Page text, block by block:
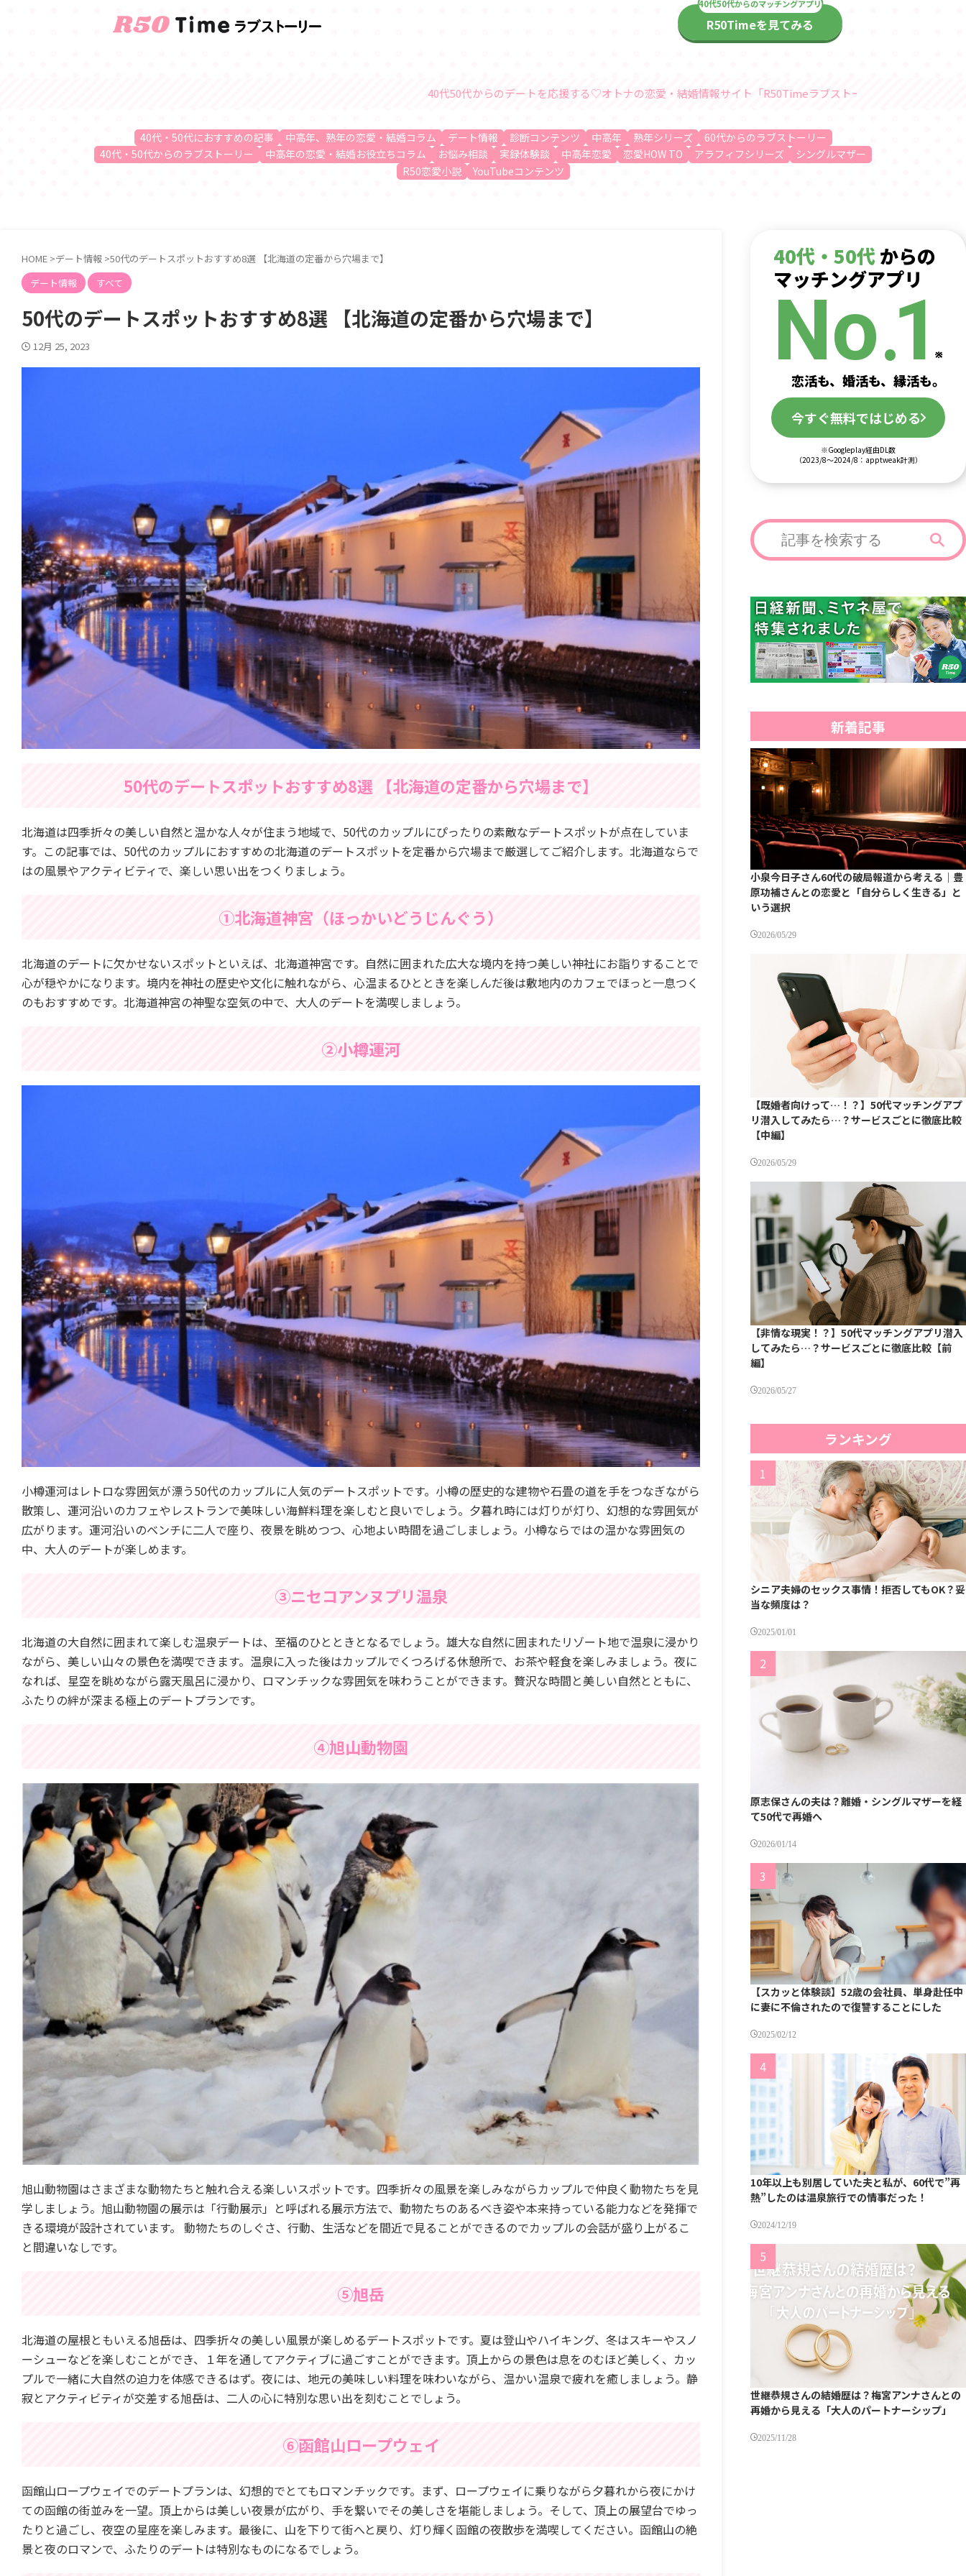
R50Timeを見てみる
40代50代からのデートを応援する♡オトナの恋愛・結婚情報サイト「R50Timeラブストーリー」随時更新中
40代・50代におすすめの記事 中高年、熟年の恋愛・結婚コラム デート情報 診断コンテンツ 中高年 熟年シリーズ
60代からのラブストーリー
40代・50代からのラブストーリー
中高年の恋愛・結婚お役立ちコラム お悩み相談 実録体験談 中高年恋愛 恋愛HOW TO アラフィフシリーズ
シングルマザー
R50恋愛小説
YouTubeコンテンツ
HOME >デート情報 >50代のデートスポットおすすめ8選 【北海道の定番から穴場まで】
デート情報
すべて
50代のデートスポットおすすめ8選 【北海道の定番から穴場まで】
12月 25, 2023
50代のデートスポットおすすめ8選 【北海道の定番から穴場まで】
北海道は四季折々の美しい自然と温かな人々が住まう地域で、50代のカップルにぴったりの素敵なデートスポットが点在していま
す。この記事では、50代のカップルにおすすめの北海道のデートスポットを定番から穴場まで厳選してご紹介します。北海道ならで
はの風景やアクティビティで、楽しい思い出をつくりましょう。
①北海道神宮（ほっかいどうじんぐう）
北海道のデートに欠かせないスポットといえば、北海道神宮です。自然に囲まれた広大な境内を持つ美しい神社にお詣りすることで
心が穏やかになります。境内を神社の歴史や文化に触れながら、心温まるひとときを楽しんだ後は敷地内のカフェでほっと一息つく
のもおすすめです。北海道神宮の神聖な空気の中で、大人のデートを満喫しましょう。
②小樽運河
小樽運河はレトロな雰囲気が漂う50代のカップルに人気のデートスポットです。小樽の歴史的な建物や石畳の道を手をつなぎながら
散策し、運河沿いのカフェやレストランで美味しい海鮮料理を楽しむと良いでしょう。夕暮れ時には灯りが灯り、幻想的な雰囲気が
広がります。運河沿いのベンチに二人で座り、夜景を眺めつつ、心地よい時間を過ごしましょう。小樽ならではの温かな雰囲気の
中、大人のデートが楽しめます。
③ニセコアンヌプリ温泉
北海道の大自然に囲まれて楽しむ温泉デートは、至福のひとときとなるでしょう。雄大な自然に囲まれたリゾート地で温泉に浸かり
ながら、美しい山々の景色を満喫できます。温泉に入った後はカップルでくつろげる休憩所で、お茶や軽食を楽しみましょう。夜に
なれば、星空を眺めながら露天風呂に浸かり、ロマンチックな雰囲気を味わうことができます。贅沢な時間と美しい自然とともに、
ふたりの絆が深まる極上のデートプランです。
④旭山動物園
旭山動物園はさまざまな動物たちと触れ合える楽しいスポットです。四季折々の風景を楽しみながらカップルで仲良く動物たちを見
学しましょう。旭山動物園の展示は「行動展示」と呼ばれる展示方法で、動物たちのあるべき姿や本来持っている能力などを発揮で
きる環境が設計されています。 動物たちのしぐさ、行動、生活などを間近で見ることができるのでカップルの会話が盛り上がるこ
と間違いなしです。
⑤旭岳
北海道の屋根ともいえる旭岳は、四季折々の美しい風景が楽しめるデートスポットです。夏は登山やハイキング、冬はスキーやスノ
ーシューなどを楽しむことができ、１年を通してアクティブに過ごすことができます。頂上からの景色は息をのむほど美しく、カッ
プルで一緒に大自然の迫力を体感できるはず。夜には、地元の美味しい料理を味わいながら、温かい温泉で疲れを癒しましょう。静
寂とアクティビティが交差する旭岳は、二人の心に特別な思い出を刻むことでしょう。
⑥函館山ロープウェイ
函館山ロープウェイでのデートプランは、幻想的でとてもロマンチックです。まず、ロープウェイに乗りながら夕暮れから夜にかけ
ての函館の街並みを一望。頂上からは美しい夜景が広がり、手を繋いでその美しさを堪能しましょう。そして、頂上の展望台でゆっ
たりと過ごし、夜空の星座を楽しみます。最後に、山を下りて街へと戻り、灯り輝く函館の夜散歩を満喫してください。函館山の絶
景と夜のロマンで、ふたりのデートは特別なものになるでしょう。
40代・50代 からの
マッチングアプリ
No.1
恋活も、婚活も、縁活も。
今すぐ無料ではじめる
※Googleplay経由DL数
（2023/8～2024/8：apptweak計測）
新着記事
小泉今日子さん60代の破局報道から考える｜豊
原功補さんとの恋愛と「自分らしく生きる」と
いう選択
2026/05/29
【既婚者向けって…！？】50代マッチングアプ
リ潜入してみたら…？サービスごとに徹底比較
【中編】
2026/05/29
【非情な現実！？】50代マッチングアプリ潜入
してみたら…？サービスごとに徹底比較【前
編】
2026/05/27
ランキング
シニア夫婦のセックス事情！拒否してもOK？妥
当な頻度は？
2025/01/01
原志保さんの夫は？離婚・シングルマザーを経
て50代で再婚へ
2026/01/14
【スカッと体験談】52歳の会社員、単身赴任中
に妻に不倫されたので復讐することにした
2025/02/12
10年以上も別居していた夫と私が、60代で”再
熱”したのは温泉旅行での情事だった！
2024/12/19
世継恭規さんの結婚歴は？梅宮アンナさんとの
再婚から見える「大人のパートナーシップ」
2025/11/28